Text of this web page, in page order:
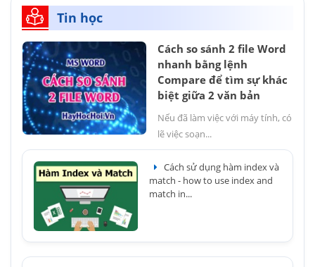
Tin học
Cách so sánh 2 file Word
nhanh bằng lệnh
Compare để tìm sự khác
biệt giữa 2 văn bản
Nếu đã làm việc với máy tính, có
lẽ việc soạn...
Cách sử dụng hàm index và
match - how to use index and
match in...